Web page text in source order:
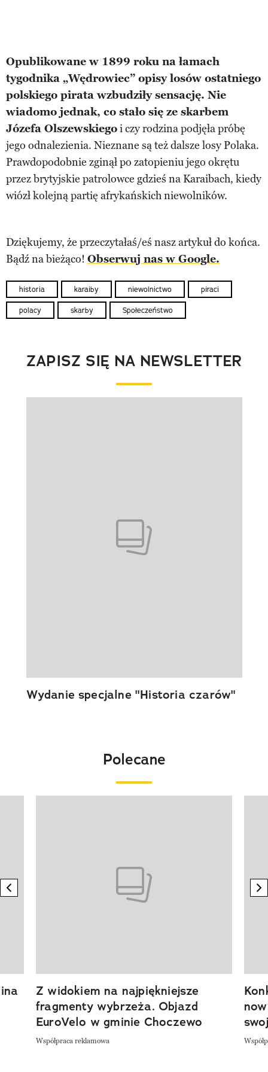
Opublikowane w 1899 roku na łamach
tygodnika „Wędrowiec” opisy losów ostatniego
polskiego pirata wzbudziły sensację. Nie
wiadomo jednak, co stało się ze skarbem
Józefa Olszewskiegoi czy rodzina podjęła próbę
jego odnalezienia. Nieznane są też dalsze losy Polaka.
Prawdopodobnie zginął po zatopieniu jego okrętu
przez brytyjskie patrolowce gdzieś na Karaibach, kiedy
wiózł kolejną partię afrykańskich niewolników.
Dziękujemy, że przeczytałaś/eś nasz artykuł do końca.
Bądź na bieżąco! Obserwuj nas w Google.
historia karaiby niewolnictwo piraci
polacy skarby Społeczeństwo
ZAPISZ SIĘ NA NEWSLETTER
Wydanie specjalne "Historia czarów"
Polecane
previous element
Z widokiem na najpiękniejsze
fragmenty wybrzeża. Objazd
EuroVelo w gminie Choczewo
Współpraca reklamowa